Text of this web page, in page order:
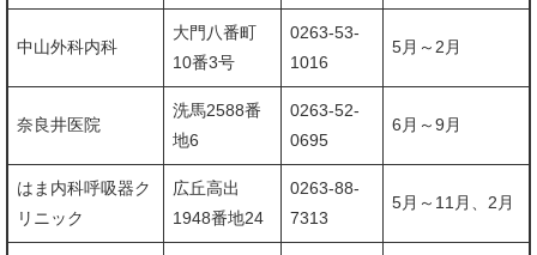
中山外科内科
大門八番町
10番3号
0263-53-
1016
5月～2月
奈良井医院
洗馬2588番
地6
0263-52-
0695
6月～9月
はま内科呼吸器ク
リニック
広丘高出
1948番地24
0263-88-
7313
5月～11月、2月